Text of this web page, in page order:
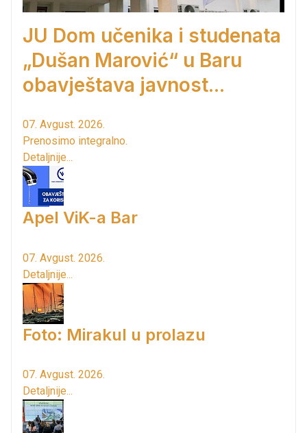
JU Dom učenika i studenata
„Dušan Marović“ u Baru
obavještava javnost...
07. Avgust. 2026.
Prenosimo integralno.
Detaljnije...
Apel ViK-a Bar
07. Avgust. 2026.
Detaljnije...
Foto: Mirakul u prolazu
07. Avgust. 2026.
Detaljnije...